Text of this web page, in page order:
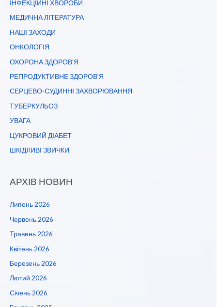
ІНФЕКЦІЙНІ ХВОРОБИ
МЕДИЧНА ЛІТЕРАТУРА
НАШІ ЗАХОДИ
ОНКОЛОГІЯ
ОХОРОНА ЗДОРОВ'Я
РЕПРОДУКТИВНЕ ЗДОРОВ'Я
СЕРЦЕВО-СУДИННІ ЗАХВОРЮВАННЯ
ТУБЕРКУЛЬОЗ
УВАГА
ЦУКРОВИЙ ДІАБЕТ
ШКІДЛИВІ ЗВИЧКИ
АРХІВ НОВИН
Липень 2026
Червень 2026
Травень 2026
Квітень 2026
Березень 2026
Лютий 2026
Січень 2026